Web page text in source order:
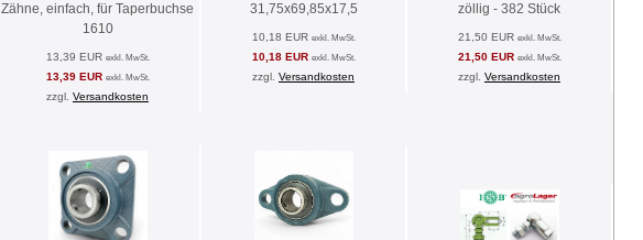
Zähne, einfach, für Taperbuchse
1610
13,39 EUR exkl. MwSt.
13,39 EUR exkl. MwSt.
zzgl. Versandkosten
31,75x69,85x17,5
10,18 EUR exkl. MwSt.
10,18 EUR exkl. MwSt.
zzgl. Versandkosten
zöllig - 382 Stück
21,50 EUR exkl. MwSt.
21,50 EUR exkl. MwSt.
zzgl. Versandkosten